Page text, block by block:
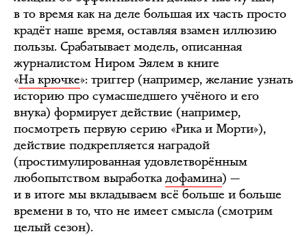
в то время как на деле большая их часть просто
крадёт наше время, оставляя взамен иллюзию
пользы. Срабатывает модель, описанная
журналистом Ниром Эялем в книге
«На крючке»: триггер (например, желание узнать
историю про сумасшедшего учёного и его
внука) формирует действие (например,
посмотреть первую серию «Рика и Морти»),
действие подкрепляется наградой
(простимулированная удовлетворённым
любопытством выработка дофамина) —
и в итоге мы вкладываем всё больше и больше
времени в то, что не имеет смысла (смотрим
целый сезон).